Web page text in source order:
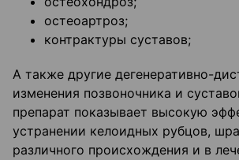
остеоартроз;
контрактуры суставов;
А также другие дегенеративно-
изменения позвоночника и
препарат показывает высокую
устранении келоидных рубцов,
различного происхождения и в